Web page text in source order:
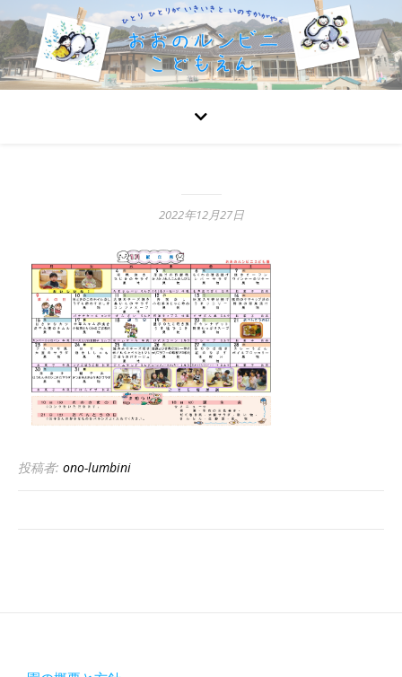
2022年12月27日
投稿者: ono-lumbini